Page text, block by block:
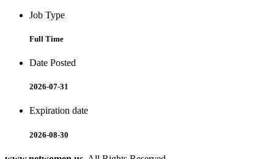
Job Type
Full Time
Date Posted
2026-07-31
Expiration date
2026-08-30